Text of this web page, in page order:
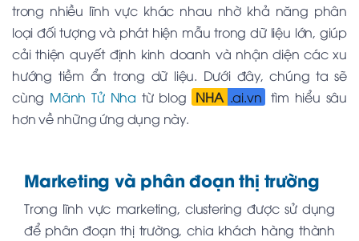
trong nhiều lĩnh vực khác nhau nhờ khả năng phân
loại đối tượng và phát hiện mẫu trong dữ liệu lớn, giúp
cải thiện quyết định kinh doanh và nhận diện các xu
hướng tiềm ẩn trong dữ liệu. Dưới đây, chúng ta sẽ
cùng Mãnh Tử Nha từ blog NHA .ai.vn tìm hiểu sâu
hơn về những ứng dụng này.
Marketing và phân đoạn thị trường
Trong lĩnh vực marketing, clustering được sử dụng
để phân đoạn thị trường, chia khách hàng thành